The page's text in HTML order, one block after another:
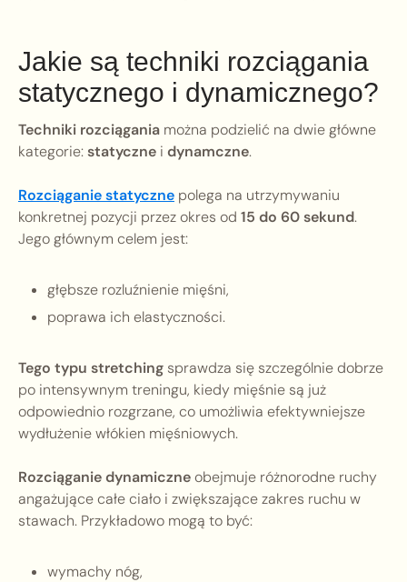
Jakie są techniki rozciągania
statycznego i dynamicznego?
Techniki rozciągania można podzielić na dwie główne
kategorie:statyczne i dynamczne.
Rozciąganie statyczne polega na utrzymywaniu
konkretnej pozycji przez okres od 15 do 60 sekund.
Jego głównym celem jest:
głębsze rozluźnienie mięśni,
poprawa ich elastyczności.
Tego typu stretching sprawdza się szczególnie dobrze
po intensywnym treningu, kiedy mięśnie są już
odpowiednio rozgrzane, co umożliwia efektywniejsze
wydłużenie włókien mięśniowych.
Rozciąganie dynamiczneobejmuje różnorodne ruchy
angażujące całe ciało i zwiększające zakres ruchu w
stawach. Przykładowo mogą to być:
wymachy nóg,